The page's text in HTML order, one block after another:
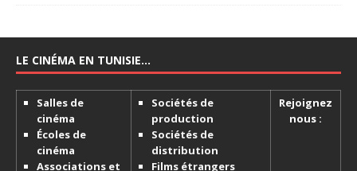
LE CINÉMA EN TUNISIE…
Salles de
cinéma
Écoles de
cinéma
Associations et
Sociétés de
production
Sociétés de
distribution
Films étrangers
Rejoignez
nous :